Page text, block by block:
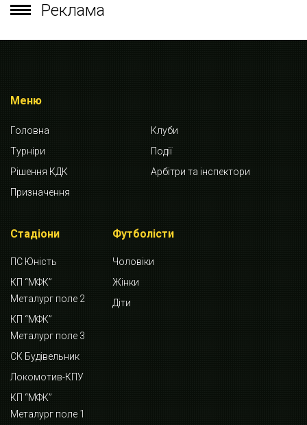
Реклама
Меню
Головна
Клуби
Турніри
Події
Рішення КДК
Арбітри та інспектори
Призначення
Стадіони
ПС Юність
КП “МФК”
Металург поле 2
КП “МФК”
Металург поле 3
СК Будівельник
Локомотив-КПУ
КП “МФК”
Металург поле 1
Футболісти
Чоловіки
Жінки
Діти